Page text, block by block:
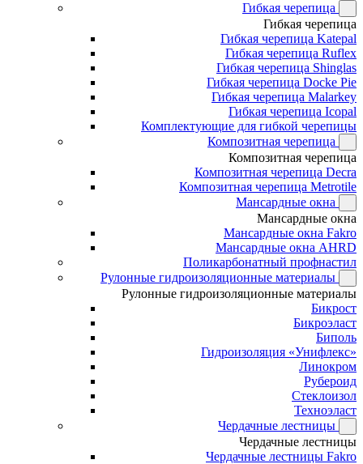
Гибкая черепица
Гибкая черепица
Гибкая черепица Katepal
Гибкая черепица Ruflex
Гибкая черепица Shinglas
Гибкая черепица Docke Pie
Гибкая черепица Malarkey
Гибкая черепица Icopal
Комплектующие для гибкой черепицы
Композитная черепица
Композитная черепица
Композитная черепица Decra
Композитная черепица Metrotile
Мансардные окна
Мансардные окна
Мансардные окна Fakro
Мансардные окна AHRD
Поликарбонатный профнастил
Рулонные гидроизоляционные материалы
Рулонные гидроизоляционные материалы
Бикрост
Бикроэласт
Биполь
Гидроизоляция «Унифлекс»
Линокром
Рубероид
Стеклоизол
Техноэласт
Чердачные лестницы
Чердачные лестницы
Чердачные лестницы Fakro